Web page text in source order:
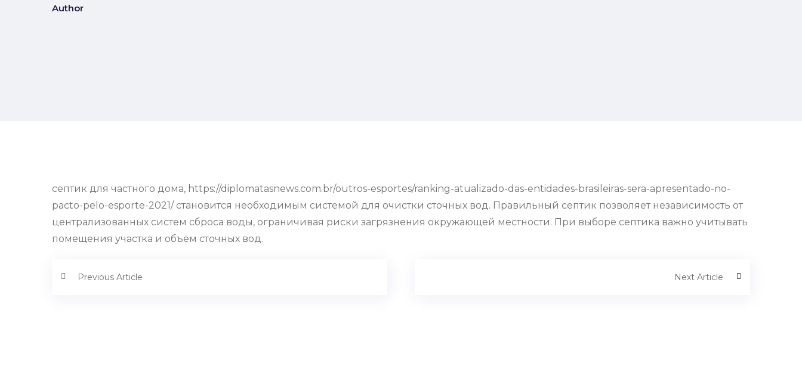
Author
септик для частного дома, https://diplomatasnews.com.br/outros-esportes/ranking-atualizado-das-entidades-brasileiras-sera-apresentado-no-
pacto-pelo-esporte-2021/ становится необходимым системой для очистки сточных вод. Правильный септик позволяет независимость от
централизованных систем сброса воды, ограничивая риски загрязнения окружающей местности. При выборе септика важно учитывать
помещения участка и объём сточных вод.
Previous Article Next Article